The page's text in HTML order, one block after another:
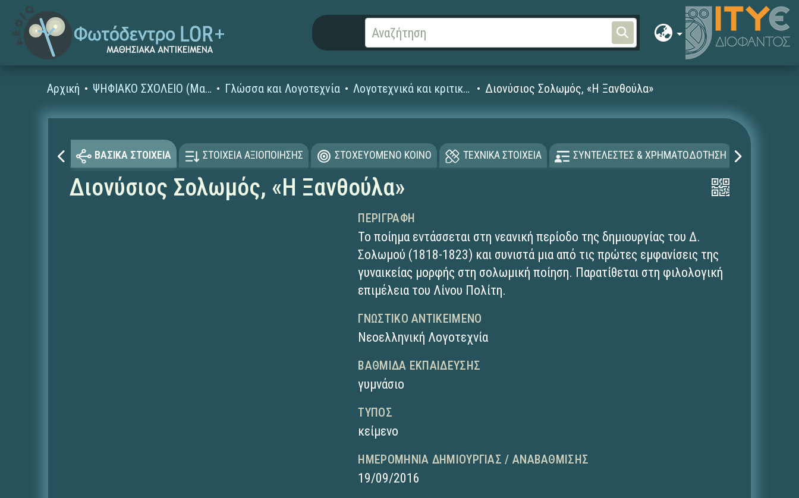
Αρχική ΨΗΦΙΑΚΟ ΣΧΟΛΕΙΟ (Μαθησιακά Αντικείμενα) Γλώσσα και Λογοτεχνία Λογοτεχνικά και κριτικά κείμενα Διονύσιος Σολωμός, «Η Ξανθούλα»
ΒΑΣΙΚΑ ΣΤΟΙΧΕΙΑ ΣΤΟΙΧΕΙΑ ΑΞΙΟΠΟΙΗΣΗΣ ΣΤΟΧΕΥΟΜΕΝΟ ΚΟΙΝΟ ΤΕΧΝΙΚΑ ΣΤΟΙΧΕΙΑ ΣΥΝΤΕΛΕΣΤΕΣ & ΧΡΗΜΑΤΟΔΟΤΗΣΗ
Διονύσιος Σολωμός, «Η Ξανθούλα»
ΠΕΡΙΓΡΑΦΉ
Το ποίημα εντάσσεται στη νεανική περίοδο της δημιουργίας του Δ.
Σολωμού (1818-1823) και συνιστά μια από τις πρώτες εμφανίσεις της
γυναικείας μορφής στη σολωμική ποίηση. Παρατίθεται στη φιλολογική
επιμέλεια του Λίνου Πολίτη.
ΓΝΩΣΤΙΚΌ ΑΝΤΙΚΕΊΜΕΝΟ
Νεοελληνική Λογοτεχνία
ΒΑΘΜΊΔΑ ΕΚΠΑΊΔΕΥΣΗΣ
γυμνάσιο
ΤΎΠΟΣ
κείμενο
ΗΜΕΡΟΜΗΝΊΑ ΔΗΜΙΟΥΡΓΊΑΣ / ΑΝΑΒΆΘΜΙΣΗΣ
19/09/2016